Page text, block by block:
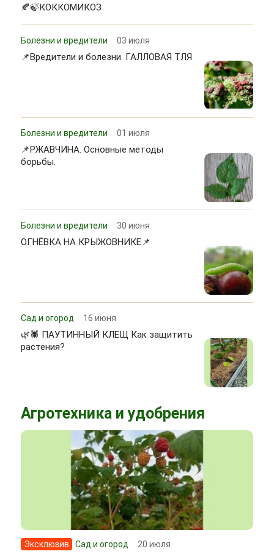
🍂🍃КОККОМИКОЗ
Болезни и вредители 03 июля
📌Вредители и болезни. ГАЛЛОВАЯ ТЛЯ
Болезни и вредители 01 июля
📌РЖАВЧИНА. Основные методы
борьбы.
Болезни и вредители 30 июня
ОГНЁВКА НА КРЫЖОВНИКЕ📌
Сад и огород 16 июня
🌿🕷 ПАУТИННЫЙ КЛЕЩ Как защитить
растения?
Агротехника и удобрения
Эксклюзив Сад и огород 20 июля